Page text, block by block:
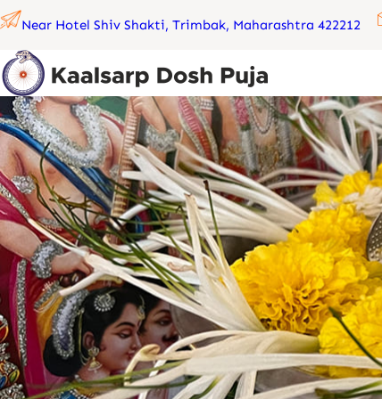
Skip
content
Near Hotel Shiv Shakti, Trimbak, Maharashtra 422212